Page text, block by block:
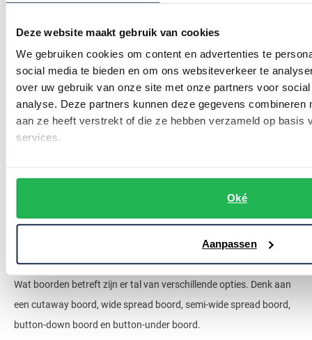
Deze website maakt gebruik van cookies
We gebruiken cookies om content en advertenties te
social media te bieden en om ons websiteverkeer te
over uw gebruik van onze site met onze partners voor
analyse. Deze partners kunnen deze gegevens combineren
aan ze heeft verstrekt of die ze hebben verzameld op basis
services.
Oké
Aanpassen
linnen zijn namelijk bij uitstek materialen die ultiem draagcomfort
bieden, of het nou warm is of koud. Het ademende vermogen van
nog goed uithoudt.
Keuze in details
Naast alle keuzes die u kunt maken op het gebied van kleuren en
stijlen, kunt u ook kiezen uit een aantal andere opties. Zo komen
de overhemden van Eton met enkele of dubbele manchet. Ook
kunt u kiezen uit overhemden met of zonder borstzakje.
Wat boorden betreft zijn er tal van verschillende opties. Denk aan
een cutaway boord, wide spread boord, semi-wide spread boord,
button-down boord en button-under boord.